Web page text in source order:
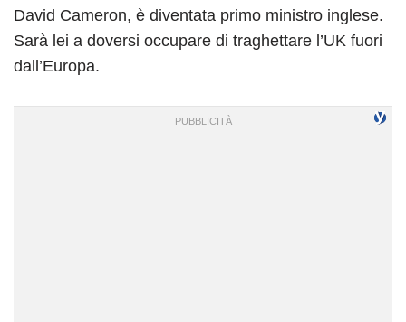
David Cameron, è diventata primo ministro inglese.
Sarà lei a doversi occupare di traghettare l’UK fuori
dall’Europa.